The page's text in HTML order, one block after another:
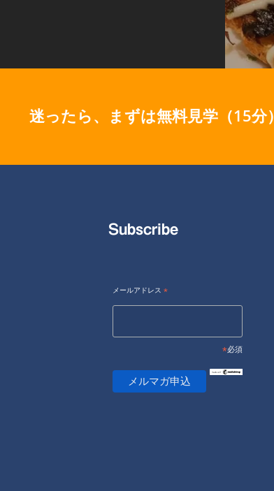
迷ったら、まずは無料見学（15分）
Subscribe
メールアドレス *
*必須